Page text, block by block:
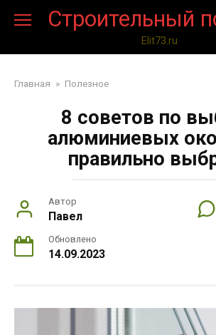
Строительный
Elit73.ru
Главная » Полезное
8 советов по
алюминиевых
правильно
Автор
Павел
Обновлено
14.09.2023